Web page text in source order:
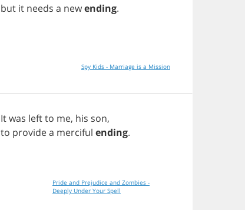
but it needs a newending.
Spy Kids - Marriage is a Mission
Itwas leftto me, his son,
to providea merciful ending.
Pride and Prejudice and Zombies -
Deeply Under Your Spell